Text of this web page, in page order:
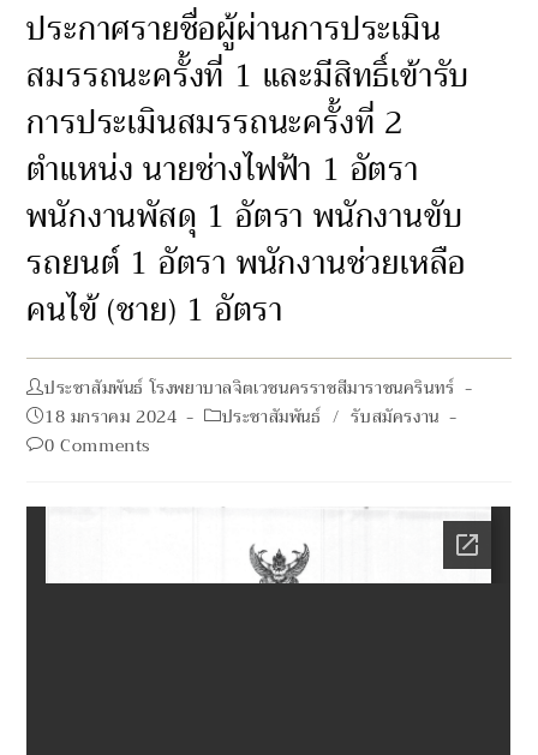
ประกาศรายชื่อผู้ผ่านการประเมิน
สมรรถนะครั้งที่ 1 และมีสิทธิ์เข้ารับ
การประเมินสมรรถนะครั้งที่ 2
ตำแหน่ง นายช่างไฟฟ้า 1 อัตรา
พนักงานพัสดุ 1 อัตรา พนักงานขับ
รถยนต์ 1 อัตรา พนักงานช่วยเหลือ
คนไข้ (ชาย) 1 อัตรา
Post
author:
ประชาสัมพันธ์ โรงพยาบาลจิตเวชนครราชสีมาราชนครินทร์
Post
published:
18 มกราคม 2024 Postประชาสัมพันธ์ / รับสมัครงาน
Post0 Comments